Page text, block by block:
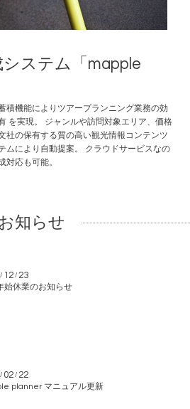
ステム「mapple
積機能によりツアープランニング業務の効
を実現。 ジャンルや訪問対象エリア、価格
社の保有する質の高い観光情報コンテンツ
ムにより自動提案。 クラウドサービスなの
対応も可能。
知らせ
/ 12 / 23
始休業のお知らせ
/ 02 / 22
planner マニュアル更新